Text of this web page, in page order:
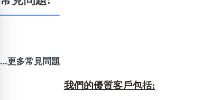
...更多常見問題
我們的優質客戶包括: